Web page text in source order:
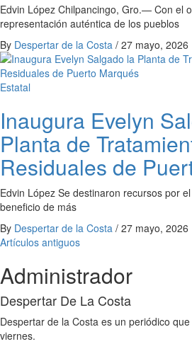
Edvin López Chilpancingo, Gro.— Con el
representación auténtica de los pueblos
By Despertar de la Costa / 27 mayo, 2026
Estatal
Inaugura Evelyn
Planta de
Residuales de
Edvin López Se destinaron recursos por
beneficio de más
By Despertar de la Costa / 27 mayo, 2026
Navegación
de
entradas
Artículos antiguos
Administrador
Despertar De La Costa
Despertar de la Costa es un periódico
viernes.